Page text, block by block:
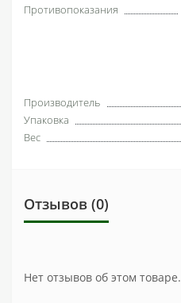
Противопоказания
Производитель
Упаковка
Вес
Отзывов (0)
Нет отзывов об этом товаре.